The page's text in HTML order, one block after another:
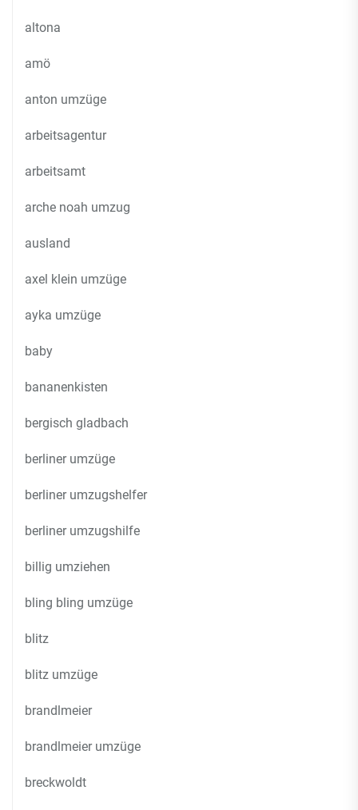
altona
amö
anton umzüge
arbeitsagentur
arbeitsamt
arche noah umzug
ausland
axel klein umzüge
ayka umzüge
baby
bananenkisten
bergisch gladbach
berliner umzüge
berliner umzugshelfer
berliner umzugshilfe
billig umziehen
bling bling umzüge
blitz
blitz umzüge
brandlmeier
brandlmeier umzüge
breckwoldt